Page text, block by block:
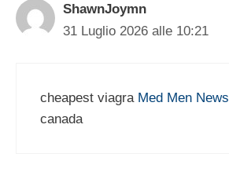
ShawnJoymn
31 Luglio 2026 alle 10:21
cheapest viagra Med Men News
canada